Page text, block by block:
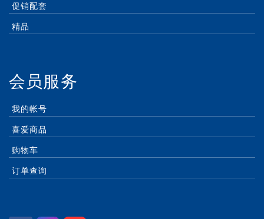
促销配套
精品
会员服务
我的帐号
喜爱商品
购物车
订单查询